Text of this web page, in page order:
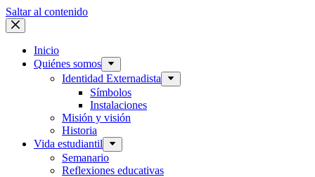
Saltar al contenido
Inicio
Quiénes somos
Identidad Externadista
Símbolos
Instalaciones
Misión y visión
Historia
Vida estudiantil
Semanario
Reflexiones educativas